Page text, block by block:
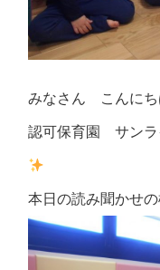
みなさん こんにち
認可保育園 サン
本日の読み聞かせ